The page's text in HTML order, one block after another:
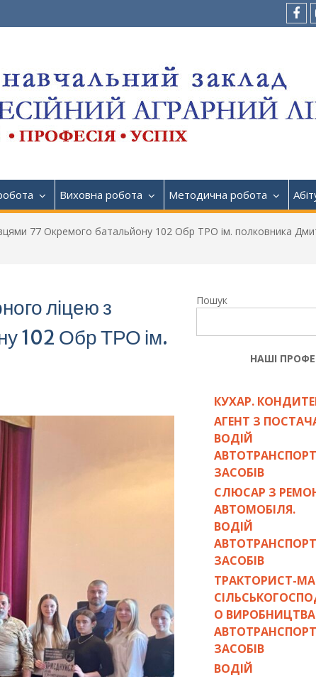
Виховна робота Методична робота
77 Окремого батальйону 102 Обр ТРО ім. полковника
ліцею з
102 Обр ТРО ім.
Пошук
НАШІ
КУХАР.
АГЕНТ З
ВОДІЙ
ЗАСОБІВ
СЛЮСАР З
АВТОМОБІЛЯ.
ВОДІЙ
ЗАСОБІВ
ТРАКТОРИСТ-
О
ЗАСОБІВ
ВОДІЙ